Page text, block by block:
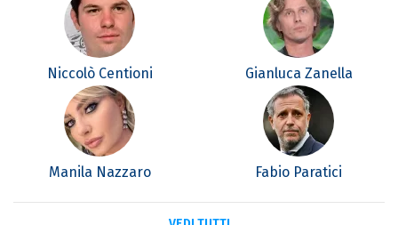
Niccolò Centioni Gianluca Zanella
Manila Nazzaro Fabio Paratici